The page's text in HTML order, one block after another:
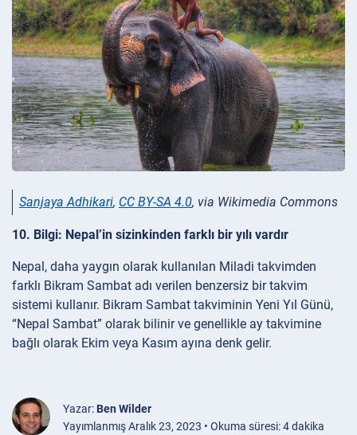
Sanjaya Adhikari, CC BY-SA 4.0, via Wikimedia Commons
10. Bilgi: Nepal’in sizinkinden farklı bir yılı vardır
Nepal, daha yaygın olarak kullanılan Miladi takvimden
farklı Bikram Sambat adı verilen benzersiz bir takvim
sistemi kullanır. Bikram Sambat takviminin Yeni Yıl Günü,
“Nepal Sambat” olarak bilinir ve genellikle ay takvimine
bağlı olarak Ekim veya Kasım ayına denk gelir.
Yazar: Ben Wilder
Yayımlanmış Aralık 23, 2023 • Okuma süresi: 4 dakika